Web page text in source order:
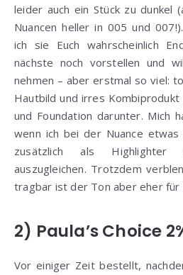
leider auch ein Stück zu dunkel
Nuancen heller in 005 und
ich sie Euch wahrscheinlich
nächste noch vorstellen und
nehmen – aber erstmal so viel:
Hautbild und irres
und Foundation darunter. Mich
wenn ich bei der Nuance
zusätzlich als
auszugleichen. Trotzdem
tragbar ist der Ton aber eher für
2) Paula’s Choice
Vor einiger Zeit bestellt,